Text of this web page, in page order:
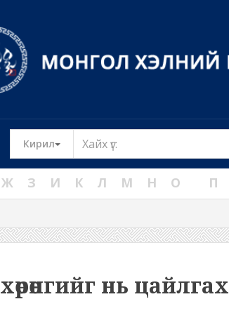
Кирил Toggle Dropdown
Ж З И К Л М Н О П
хөрөнгийг нь цайлгах